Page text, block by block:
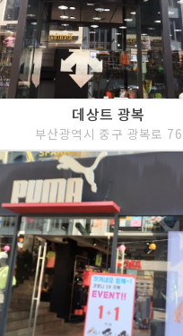
데상트 광복
부산광역시 중구 광복로 76